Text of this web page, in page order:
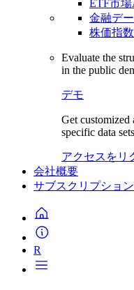
ETF市
金融デ
株価指
Evaluate the
in the public
デモ
Get customized
specific data sets
アクセスをリ
会社概要
サブスクリプショ
R